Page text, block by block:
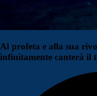
Al profeta e alla sua
infinitamente canterà il